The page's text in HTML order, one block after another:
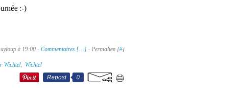
:-)
à 19:00 - Commentaires […] - Permalien [#]
Wichtel, Wichtel
Repost
0